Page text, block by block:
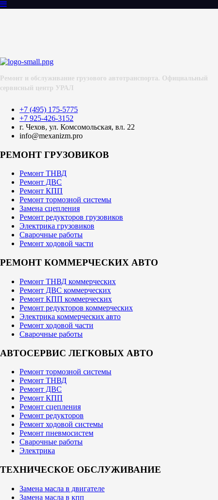
Ремонт и обслуживание грузового автотранспорта. Официальный
сервисный центр УРАЛ
+7 (495) 175-5775
+7 925-426-3152
г. Чехов, ул. Комсомольская, вл. 22
info@mexanizm.pro
РЕМОНТ ГРУЗОВИКОВ
Ремонт ТНВД
Ремонт ДВС
Ремонт КПП
Ремонт тормозной системы
Замена сцепления
Ремонт редукторов грузовиков
Электрика грузовиков
Сварочные работы
Ремонт ходовой части
РЕМОНТ КОММЕРЧЕСКИХ АВТО
Ремонт ТНВД коммерческих
Ремонт ДВС коммерческих
Ремонт КПП коммерческих
Ремонт редукторов коммерческих
Электрика коммерческих авто
Ремонт ходовой части
Сварочные работы
АВТОСЕРВИС ЛЕГКОВЫХ АВТО
Ремонт тормозной системы
Ремонт ТНВД
Ремонт ДВС
Ремонт КПП
Ремонт сцепления
Ремонт редукторов
Ремонт ходовой системы
Ремонт пневмосистем
Сварочные работы
Электрика
ТЕХНИЧЕСКОЕ ОБСЛУЖИВАНИЕ
Замена масла в двигателе
Замена масла в кпп